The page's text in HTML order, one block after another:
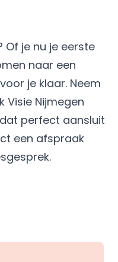
Of je nu je eerste
naar een
je klaar. Neem
Nijmegen
perfect aansluit
een afspraak